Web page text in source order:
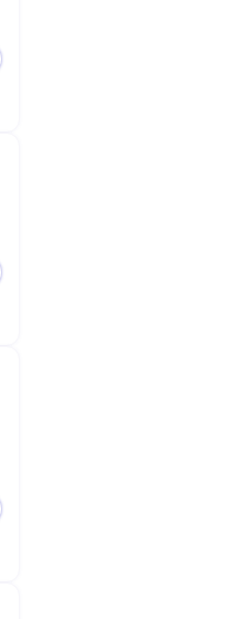
／事業企画マネージャー
企画マネージャー候補【
ドバイザリーorオリジネ